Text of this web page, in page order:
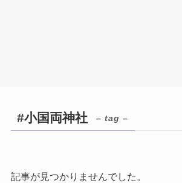
#小国両神社 – tag –
記事が見つかりませんでした。